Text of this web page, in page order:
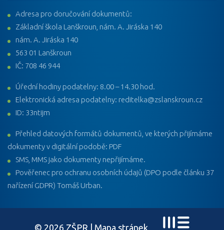
Adresa pro doručování dokumentů:
Základní škola Lanškroun, nám. A. Jiráska 140
nám. A. Jiráska 140
563 01 Lanškroun
IČ: 708 46 944
Úřední hodiny podatelny: 8.00 – 14.30 hod.
Elektronická adresa podatelny: reditelka@zslanskroun.cz
ID: 33ntijm
Přehled datových formátů dokumentů, ve kterých přijímáme
dokumenty v digitální podobě: PDF
SMS, MMS jako dokumenty nepřijímáme.
Pověřenec pro ochranu osobních údajů (DPO podle článku 37
nařízení GDPR) Tomáš Urban.
© 2026 ZŠPR | Mapa stránek